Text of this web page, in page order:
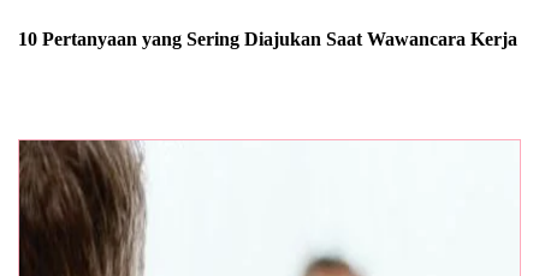
10 Pertanyaan yang Sering Diajukan Saat Wawancara Kerja